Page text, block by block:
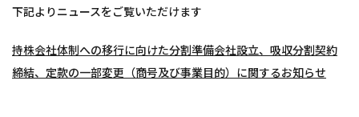
下記よりニュースをご覧いただけます
持株会社体制への移行に向けた分割準備会社設立、吸収分割契約
締結、定款の一部変更（商号及び事業目的）に関するお知らせ